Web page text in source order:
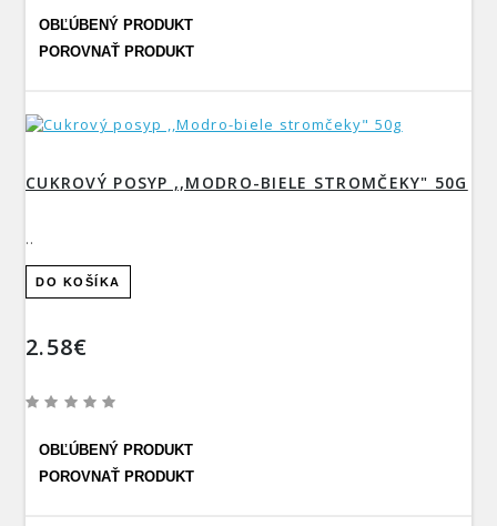
OBĽÚBENÝ PRODUKT
POROVNAŤ PRODUKT
CUKROVÝ POSYP ,,MODRO-BIELE STROMČEKY" 50G
..
DO KOŠÍKA
2.58€
OBĽÚBENÝ PRODUKT
POROVNAŤ PRODUKT